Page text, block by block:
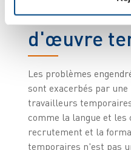
Pénurie
d'œuvre
Les problèmes
sont exacerbés par
travailleurs
comme la langue et les
recrutement et la
temporaires n'est pas